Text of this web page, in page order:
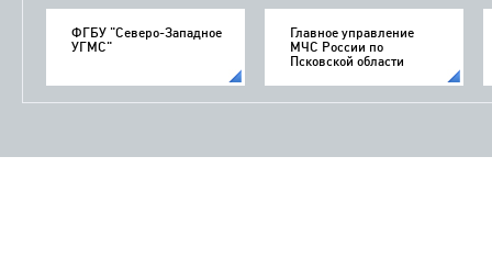
ФГБУ "Северо-Западное
УГМС"
Главное управление
МЧС России по
Псковской области